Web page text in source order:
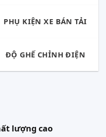
PHỤ KIỆN XE BÁN TẢI
ĐỘ GHẾ CHỈNH ĐIỆN
lượng cao